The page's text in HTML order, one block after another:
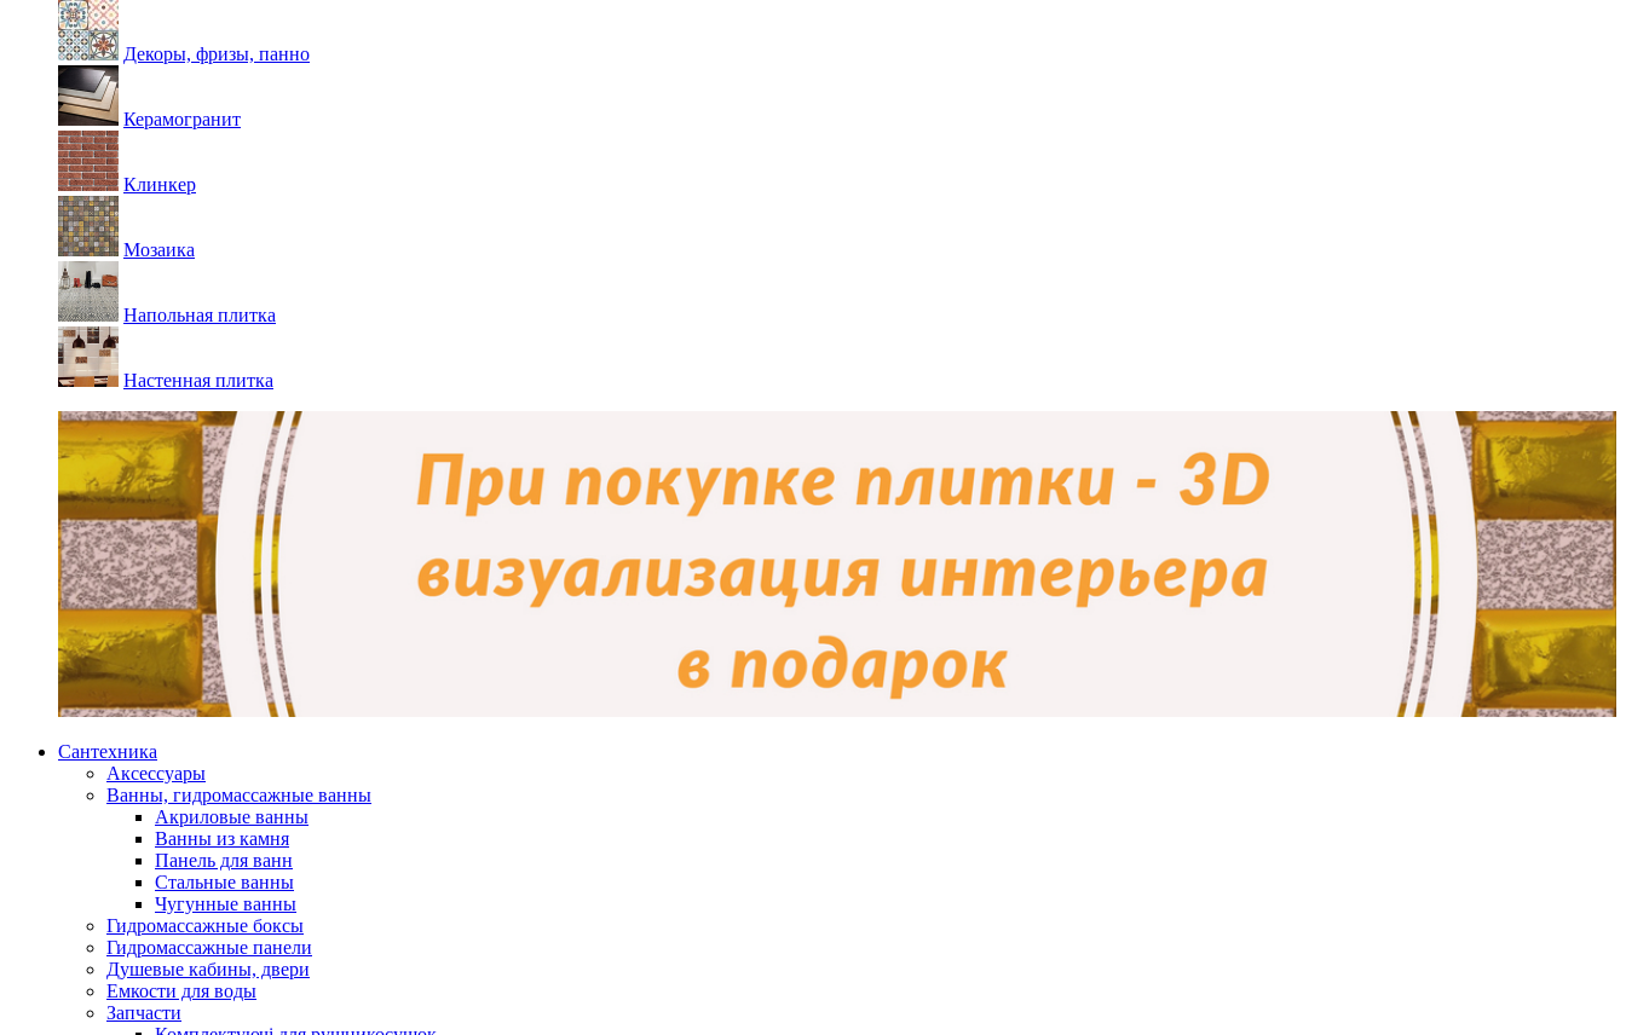
Декоры, фризы, панно
Керамогранит
Клинкер
Мозаика
Напольная плитка
Настенная плитка
Сантехника
Аксессуары
Ванны, гидромассажные ванны
Акриловые ванны
Ванны из камня
Панель для ванн
Стальные ванны
Чугунные ванны
Гидромассажные боксы
Гидромассажные панели
Душевые кабины, двери
Емкости для воды
Запчасти